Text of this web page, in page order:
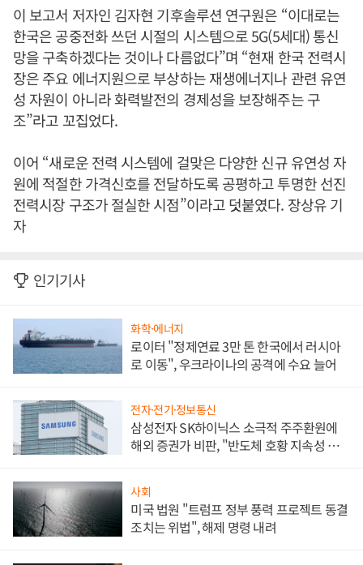
이 보고서 저자인 김자현 기후솔루션 연구원은 “이대로는
한국은 공중전화 쓰던 시절의 시스템으로 5G(5세대) 통신
망을 구축하겠다는 것이나 다름없다”며 “현재 한국 전력시
장은 주요 에너지원으로 부상하는 재생에너지나 관련 유연
성 자원이 아니라 화력발전의 경제성을 보장해주는 구
조”라고 꼬집었다.
이어 “새로운 전력 시스템에 걸맞은 다양한 신규 유연성 자
원에 적절한 가격신호를 전달하도록 공평하고 투명한 선진
전력시장 구조가 절실한 시점”이라고 덧붙였다. 장상유 기
자
인기기사
화학·에너지
로이터 "정제연료 3만 톤 한국에서 러시아
로 이동", 우크라이나의 공격에 수요 늘어
전자·전기·정보통신
삼성전자 SK하이닉스 소극적 주주환원에
해외 증권가 비판, "반도체 호황 지속성 의
사회
미국 법원 "트럼프 정부 풍력 프로젝트 동결
조치는 위법", 해제 명령 내려